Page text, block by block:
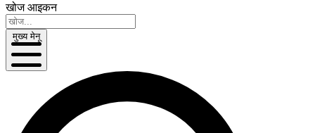
खोज आइकन
मुख्य मेनू